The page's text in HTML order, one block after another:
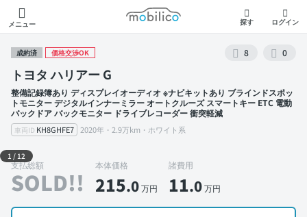
メニュー
モビリコ
探す ログイン
成約済 価格交渉OK 8 0
トヨタ ハリアー G
整備記録簿あり ディスプレイオーディオ ※ナビキットあり ブラインドスポッ
トモニター デジタルインナーミラー オートクルーズ スマートキー ETC 電動
バックドア バックモニター ドライブレコーダー 衝突軽減
車両ID KH8GHFE7 2020年・2.9万km・ホワイト系
外装 左前
1 /12
支払総額
SOLD!!
本体価格
215.0万円
諸費用
11.0万円